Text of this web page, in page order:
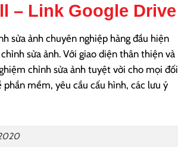
– Link Google Drive
sửa ảnh chuyên nghiệp hàng đầu hiện
sửa ảnh. Với giao diện thân thiện và
chỉnh sửa ảnh tuyệt vời cho mọi đối
mềm, yêu cầu cấu hình, các lưu ý